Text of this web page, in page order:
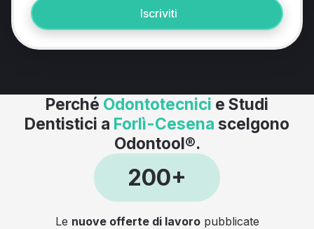
Iscriviti
Perché Odontotecnici e Studi
Dentistici a Forlì-Cesena scelgono
Odontool®.
200+
Le nuove offerte di lavoropubblicate